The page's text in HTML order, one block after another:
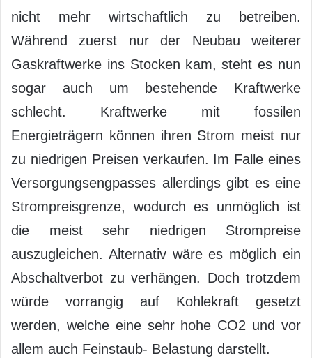
nicht mehr wirtschaftlich zu betreiben.
Während zuerst nur der Neubau weiterer
Gaskraftwerke ins Stocken kam, steht es nun
sogar auch um bestehende Kraftwerke
schlecht. Kraftwerke mit fossilen
Energieträgern können ihren Strom meist nur
zu niedrigen Preisen verkaufen. Im Falle eines
Versorgungsengpasses allerdings gibt es eine
Strompreisgrenze, wodurch es unmöglich ist
die meist sehr niedrigen Strompreise
auszugleichen. Alternativ wäre es möglich ein
Abschaltverbot zu verhängen. Doch trotzdem
würde vorrangig auf Kohlekraft gesetzt
werden, welche eine sehr hohe CO2 und vor
allem auch Feinstaub- Belastung darstellt.